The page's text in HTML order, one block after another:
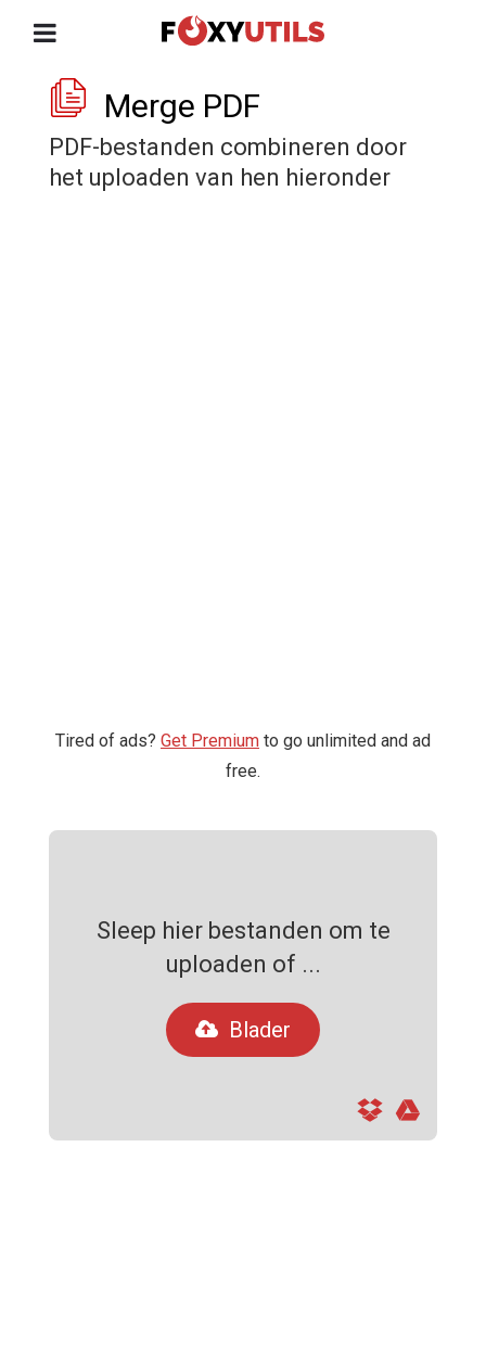
Merge PDF
PDF-bestanden combineren door
het uploaden van hen hieronder
Tired of ads? Get Premium to go unlimited and ad
free.
Sleep hier bestanden om te
uploaden of ...
Blader